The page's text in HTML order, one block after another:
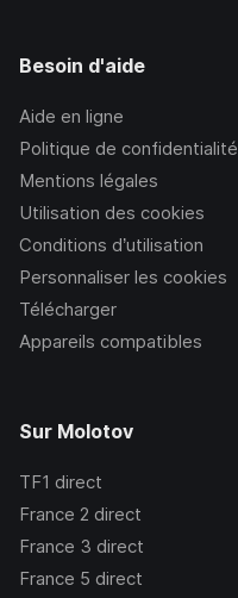
Besoin d'aide
Aide en ligne
Politique de confidentialité
Mentions légales
Utilisation des cookies
Conditions d’utilisation
Personnaliser les cookies
Télécharger
Appareils compatibles
Sur Molotov
TF1 direct
France 2 direct
France 3 direct
France 5 direct